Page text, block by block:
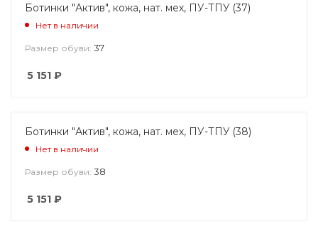
Ботинки "Актив", кожа, нат. мех, ПУ-ТПУ (37)
Нет в наличии
Размер обуви: 37
5 151 ₽
Ботинки "Актив", кожа, нат. мех, ПУ-ТПУ (38)
Нет в наличии
Размер обуви: 38
5 151 ₽